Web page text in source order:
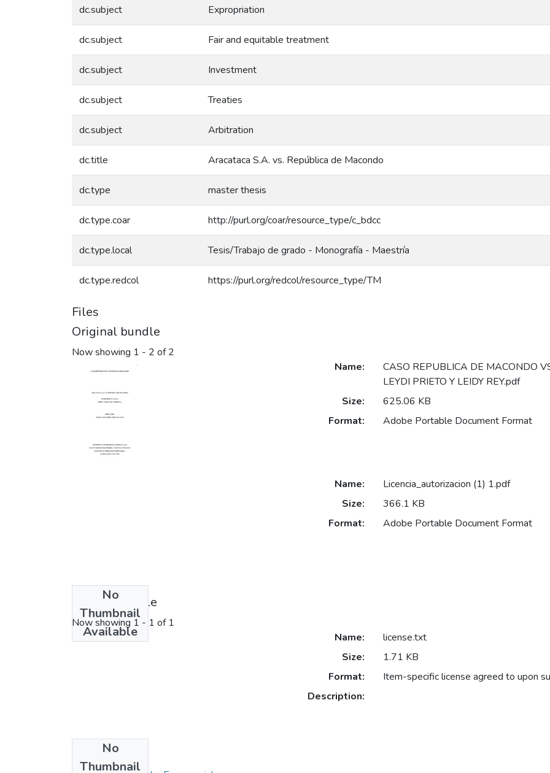
dc.subject Expropriation
dc.subject Fair and equitable treatment
dc.subject Investment
dc.subject Treaties
dc.subject Arbitration
dc.title Aracataca S.A. vs. República de Macondo
dc.type master thesis
dc.type.coar http://purl.org/coar/resource_type/c_bdcc
dc.type.local Tesis/Trabajo de grado - Monografía - Maestría
dc.type.redcol https://purl.org/redcol/resource_type/TM
Files
Original bundle
Now showing 1 - 2 of 2
Name:
CASO REPUBLICA DE MACONDO
LEYDI PRIETO Y LEIDY REY.pdf
Size:
625.06 KB
Format:
Adobe Portable Document Format
No
Thumbnail
Available
Name:
Licencia_autorizacion (1) 1.pdf
Size:
366.1 KB
Format:
Adobe Portable Document Format
License bundle
Now showing 1 - 1 of 1
No
Thumbnail
Name:
license.txt
Size:
1.71 KB
Format:
Item-specific license agreed to upon
Description:
Collections